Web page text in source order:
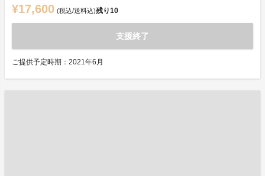
¥17,600 (税込/送料込)残り10
支援終了
ご提供予定時期：2021年6月